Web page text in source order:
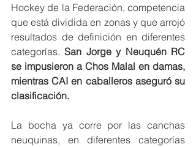
Hockey de la Federación, competencia
que está dividida en zonas y que arrojó
resultados de definición en diferentes
categorías. San Jorge y Neuquén RC
se impusieron a Chos Malal en damas,
mientras CAI en caballeros aseguró su
clasificación.
La bocha ya corre por las canchas
neuquinas, en diferentes categorías